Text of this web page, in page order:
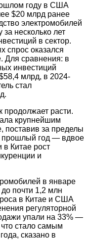
году в США
$20 млрд ранее
электромобилей
несколько лет
в сектор.
спрос оказался
Для сравнения: в
инвестиций
млрд, в 2024-
стал
расти.
крупнейшим
поставив за пределы
прошлый год — вдвое
Китае рост
и
в январе
почти 1,2 млн
в Китае и США
регуляторной
упали на 33% —
стало самым
сказано в